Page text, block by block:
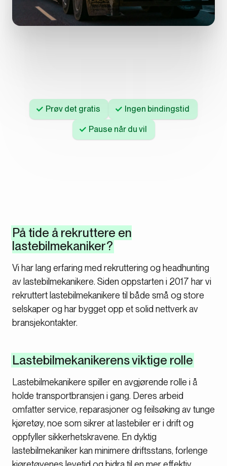
Prøv det gratis Ingen bindingstid
Pause når du vil
På tide å rekruttere en
lastebilmekaniker?
Vi har lang erfaring med rekruttering og headhunting
av lastebilmekanikere. Siden oppstarten i 2017 har vi
rekruttert lastebilmekanikere til både små og store
selskaper og har bygget opp et solid nettverk av
bransjekontakter.
Lastebilmekanikerens viktige rolle
Lastebilmekanikere spiller en avgjørende rolle i å
holde transportbransjen i gang. Deres arbeid
omfatter service, reparasjoner og feilsøking av tunge
kjøretøy, noe som sikrer at lastebiler er i drift og
oppfyller sikkerhetskravene. En dyktig
lastebilmekaniker kan minimere driftsstans, forlenge